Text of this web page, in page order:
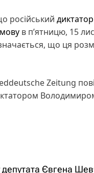
російський диктатор
в п’ятницю, 15
що ця
Zeitung
депутата Євгена